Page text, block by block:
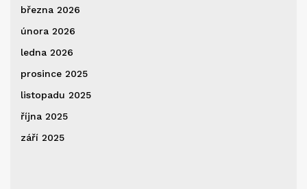
března 2026
února 2026
ledna 2026
prosince 2025
listopadu 2025
října 2025
září 2025